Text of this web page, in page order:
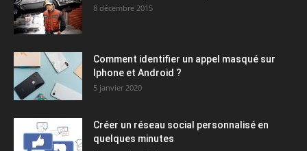
8 décembre 2015
Comment identifier un appel masqué sur
Iphone et Android ?
5 janvier 2020
Créer un réseau social personnalisé en
quelques minutes